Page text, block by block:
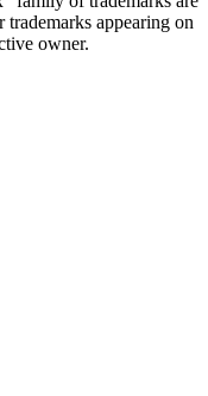
appearing on
owner.